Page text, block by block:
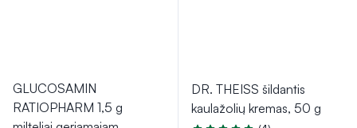
GLUCOSAMIN
RATIOPHARM 1,5 g
DR. THEISS šildantis
kaulažolių kremas, 50 g